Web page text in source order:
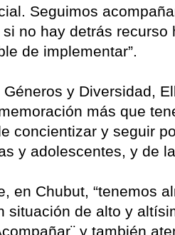
Seguimos
no hay detrás
de implementar”.
y Diversidad,
más que
concientizar y seguir
y adolescentes, y de
en Chubut, “tenemos
situación de alto y
y también